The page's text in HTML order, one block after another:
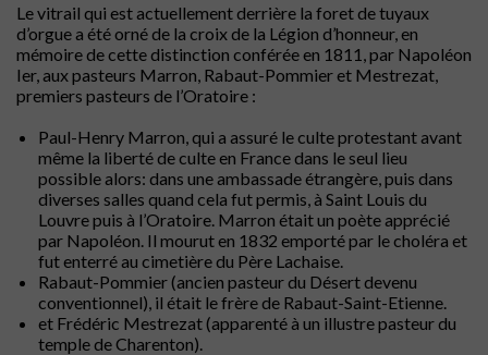
Le vitrail qui est actuellement derrière la foret de tuyaux
d’orgue a été orné de la croix de la Légion d’honneur, en
mémoire de cette distinction conférée en 1811, par Napoléon
Ier, aux pasteurs Marron, Rabaut-Pommier et Mestrezat,
premiers pasteurs de l’Oratoire :
Paul-Henry Marron, qui a assuré le culte protestant avant
même la liberté de culte en France dans le seul lieu
possible alors: dans une ambassade étrangère, puis dans
diverses salles quand cela fut permis, à Saint Louis du
Louvre puis à l’Oratoire. Marron était un poète apprécié
par Napoléon. Il mourut en 1832 emporté par le choléra et
fut enterré au cimetière du Père Lachaise.
Rabaut-Pommier (ancien pasteur du Désert devenu
conventionnel), il était le frère de Rabaut-Saint-Etienne.
et Frédéric Mestrezat (apparenté à un illustre pasteur du
temple de Charenton).